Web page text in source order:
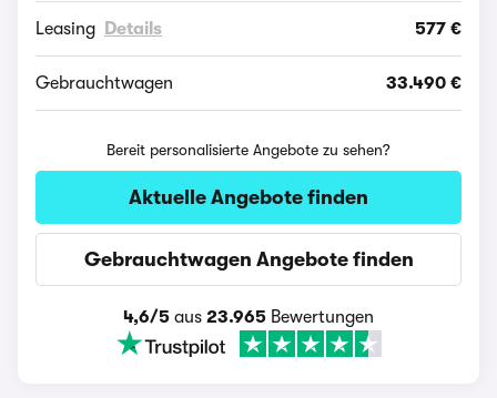
Leasing Details 577 €
Gebrauchtwagen 33.490 €
Bereit personalisierte Angebote zu sehen?
Aktuelle Angebote finden
Gebrauchtwagen Angebote finden
4,6/5 aus 23.965 Bewertungen